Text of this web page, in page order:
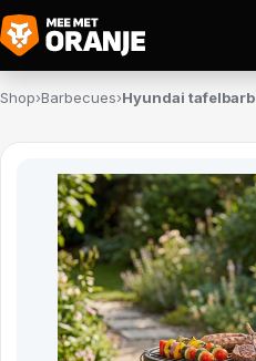
Shop›Barbecues›Hyundai